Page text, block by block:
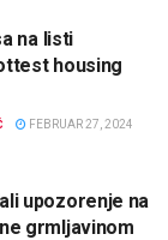
na listi
housing
FEBRUAR 27, 2024
upozorenje na
grmljavinom